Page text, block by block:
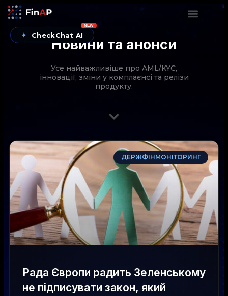
✦ CheckChat AI
NEW
Новини та анонси
Усе найважливіше про AML/KYC,
інновації, зміни у комплаєнсі та релізи
продукту.
ДЕРЖФІНМОНІТОРИНГ
Рада Європи радить Зеленському
не підписувати закон, який